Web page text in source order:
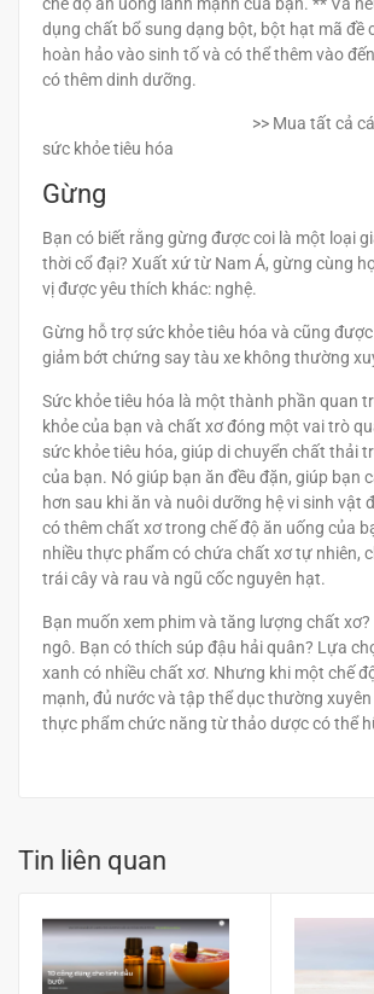
dụng chất bổ sung dạng bột, bột hạt mã đề
hoàn hảo vào sinh tố và có thể thêm vào
có thêm dinh dưỡng.
>> Mua tất cả các chất
sức khỏe tiêu hóa
Gừng
Bạn có biết rằng gừng được coi là một loại
thời cổ đại? Xuất xứ từ Nam Á, gừng cùng
vị được yêu thích khác: nghệ.
Gừng hỗ trợ sức khỏe tiêu hóa và cũng
giảm bớt chứng say tàu xe không thường
Sức khỏe tiêu hóa là một thành phần quan
khỏe của bạn và chất xơ đóng một vai trò
sức khỏe tiêu hóa, giúp di chuyển chất thải
của bạn. Nó giúp bạn ăn đều đặn, giúp bạn
hơn sau khi ăn và nuôi dưỡng hệ vi sinh vật
có thêm chất xơ trong chế độ ăn uống của
nhiều thực phẩm có chứa chất xơ tự nhiên,
trái cây và rau và ngũ cốc nguyên hạt.
Bạn muốn xem phim và tăng lượng chất
ngô. Bạn có thích súp đậu hải quân? Lựa
xanh có nhiều chất xơ. Nhưng khi một chế
mạnh, đủ nước và tập thể dục thường
thực phẩm chức năng từ thảo dược có thể
Tin liên quan